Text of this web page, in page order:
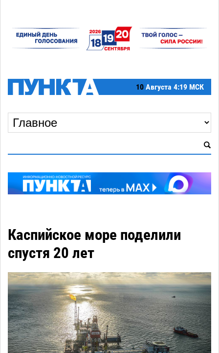
10 Августа 4:19 МСК
Каспийское море поделили
спустя 20 лет